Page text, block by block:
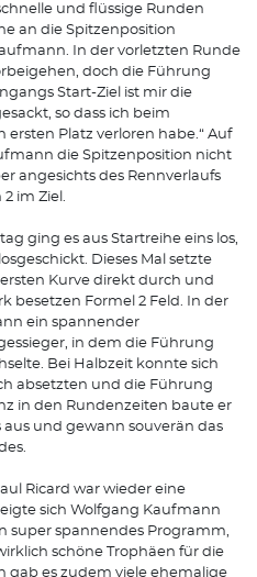
und flüssige Runden
an die Spitzenposition
In der vorletzten Runde
doch die Führung
Start-Ziel ist mir die
so dass ich beim
Platz verloren habe.“ Auf
die Spitzenposition nicht
angesichts des Rennverlaufs
im Ziel.
ging es aus Startreihe eins los,
Dieses Mal setzte
Kurve direkt durch und
besetzen Formel 2 Feld. In der
ein spannender
in dem die Führung
Bei Halbzeit konnte sich
absetzten und die Führung
in den Rundenzeiten baute er
und gewann souverän das
Ricard war wieder eine
sich Wolfgang Kaufmann
super spannendes Programm,
schöne Trophäen für die
gab es zudem viele ehemalige